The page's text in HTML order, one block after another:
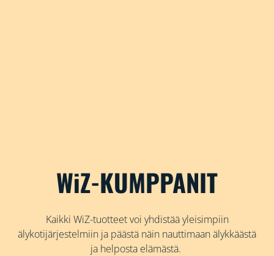
WiZ-KUMPPANIT
Kaikki WiZ-tuotteet voi yhdistää yleisimpiin
älykotijärjestelmiin ja päästä näin nauttimaan älykkäästä
ja helposta elämästä.